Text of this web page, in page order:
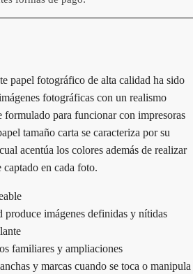
papel fotográfico de alta calidad ha sido
fotográficas con un realismo
formulado para funcionar con impresoras
tamaño carta se caracteriza por su
acentúa los colores además de realizar
en cada foto.
produce imágenes definidas y nítidas
familiares y ampliaciones
y marcas cuando se toca o manipula